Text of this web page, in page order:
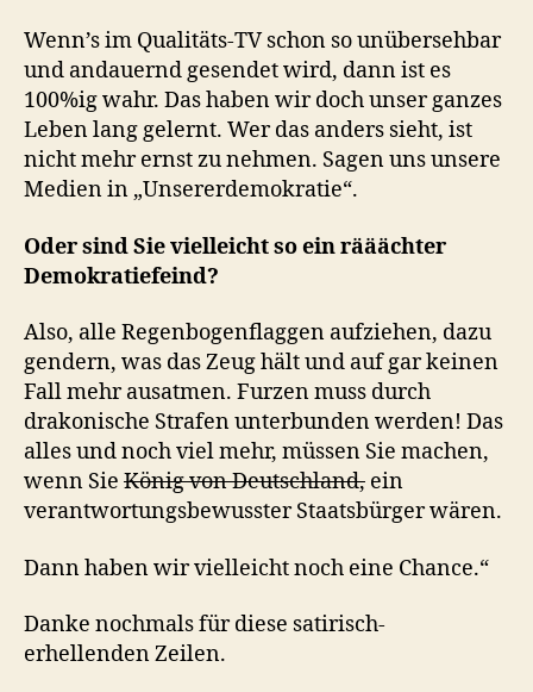
Wenn’s im Qualitäts-TV schon so unübersehbar
und andauernd gesendet wird, dann ist es
100%ig wahr. Das haben wir doch unser ganzes
Leben lang gelernt. Wer das anders sieht, ist
nicht mehr ernst zu nehmen. Sagen uns unsere
Medien in „Unsererdemokratie“.
Oder sind Sie vielleicht so ein rääächter
Demokratiefeind?
Also, alle Regenbogenflaggen aufziehen, dazu
gendern, was das Zeug hält und auf gar keinen
Fall mehr ausatmen. Furzen muss durch
drakonische Strafen unterbunden werden! Das
alles und noch viel mehr, müssen Sie machen,
wenn Sie König von Deutschland, ein
verantwortungsbewusster Staatsbürger wären.
Dann haben wir vielleicht noch eine Chance.“
Danke nochmals für diese satirisch-
erhellenden Zeilen.